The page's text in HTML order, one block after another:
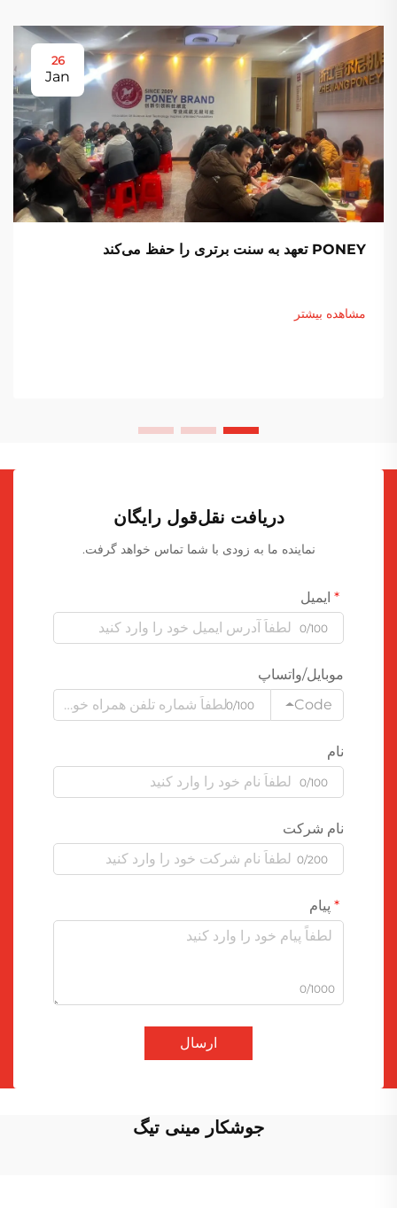
26
Jan
PONEY تعهد به سنت برتری را حفظ می‌کند
مشاهده بیشتر
دریافت نقل‌قول رایگان
نماینده ما به زودی با شما تماس خواهد گرفت.
ایمیل
0/100
موبایل/واتساپ
Code
0/100
نام
0/100
نام شرکت
0/200
پیام
0/1000
ارسال
جوشکار مینی تیگ